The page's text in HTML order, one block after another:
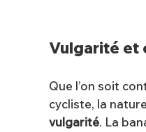
Vulgarité et
Que l’on soit
cycliste, la
vulgarité. La